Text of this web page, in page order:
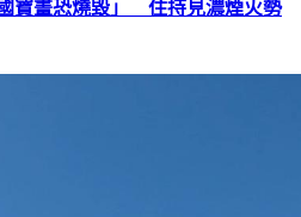
寶畫恐燒毀」 住持見濃煙火勢